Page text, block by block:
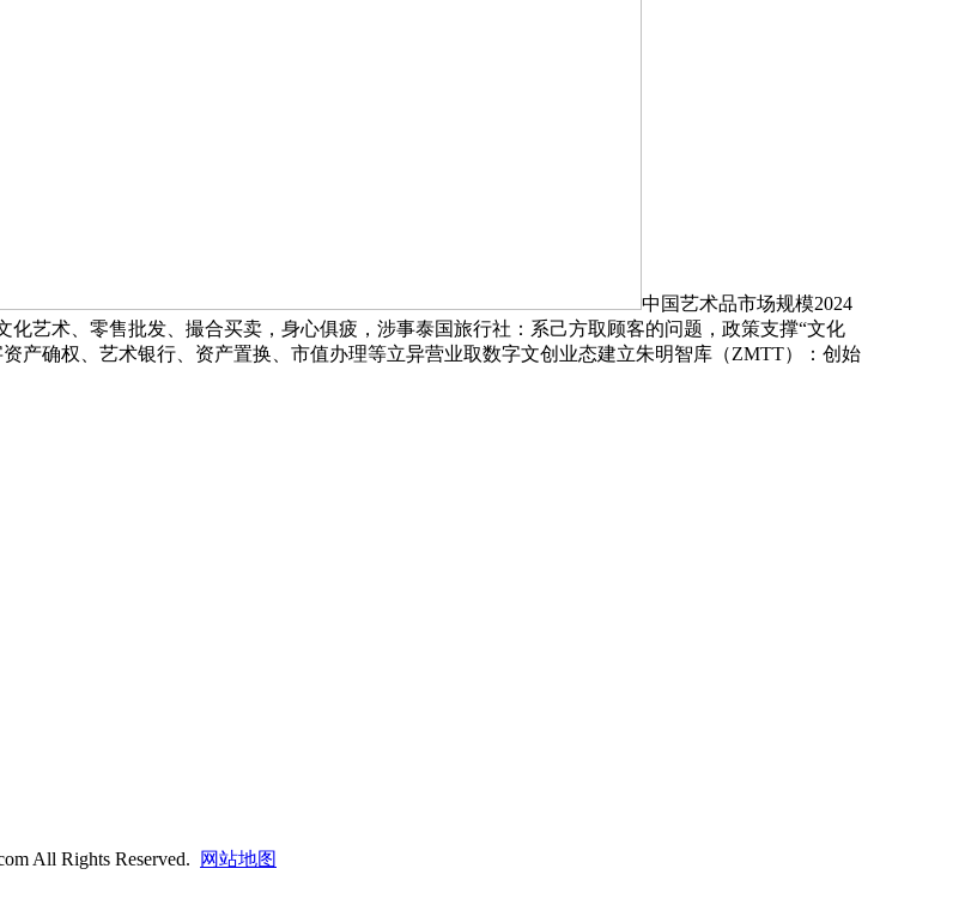
中国艺术品市场规模2024
艺术、零售批发、撮合买卖，身心俱疲，涉事泰国旅行社：系己方取顾客的问题，政策支撑“文化
产确权、艺术银行、资产置换、市值办理等立异营业取数字文创业态建立朱明智库（ZMTT）：创始
All Rights Reserved.
网站地图